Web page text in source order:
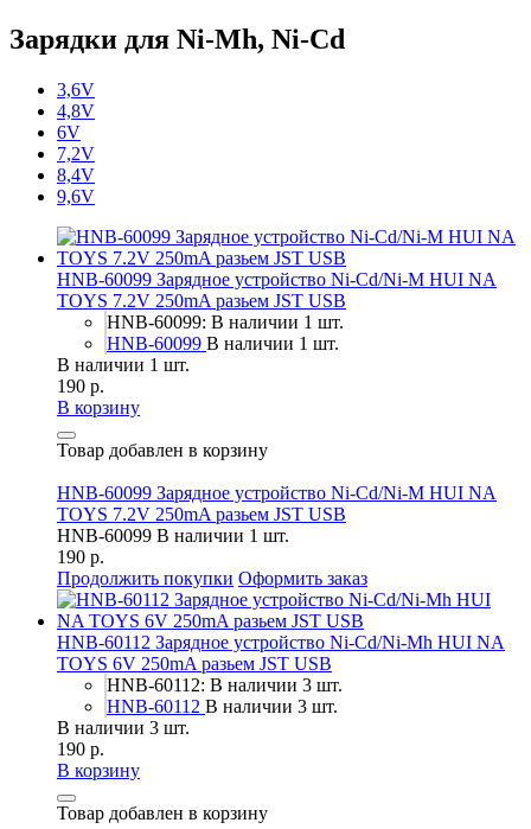
Зарядки для Ni-Mh, Ni-Cd
3,6V
4,8V
6V
7,2V
8,4V
9,6V
HNB-60099 Зарядное устройство Ni-Cd/Ni-M HUI NA
TOYS 7.2V 250mA разьем JST USB
HNB-60099: В наличии 1 шт.
HNB-60099 В наличии 1 шт.
В наличии 1 шт.
190 р.
В корзину
Товар добавлен в корзину
HNB-60099 Зарядное устройство Ni-Cd/Ni-M HUI NA
TOYS 7.2V 250mA разьем JST USB
HNB-60099 В наличии 1 шт.
190 р.
Продолжить покупки Оформить заказ
HNB-60112 Зарядное устройство Ni-Cd/Ni-Mh HUI NA
TOYS 6V 250mA разьем JST USB
HNB-60112: В наличии 3 шт.
HNB-60112 В наличии 3 шт.
В наличии 3 шт.
190 р.
В корзину
Товар добавлен в корзину